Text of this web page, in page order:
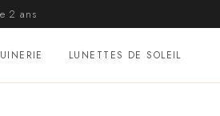
2 ans
LUNETTES DE SOLEIL